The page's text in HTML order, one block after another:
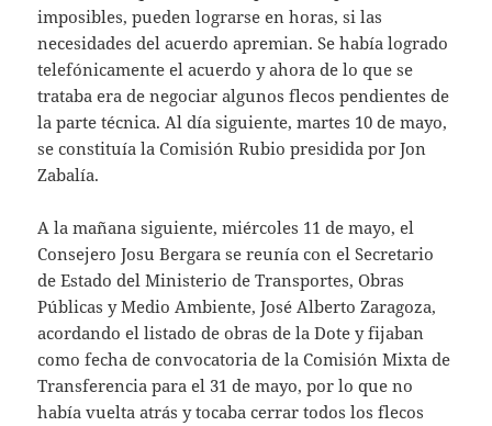
imposibles, pueden lograrse en horas, si las
necesidades del acuerdo apremian. Se había logrado
telefónicamente el acuerdo y ahora de lo que se
trataba era de negociar algunos flecos pendientes de
la parte técnica. Al día siguiente, martes 10 de mayo,
se constituía la Comisión Rubio presidida por Jon
Zabalía.
A la mañana siguiente, miércoles 11 de mayo, el
Consejero Josu Bergara se reunía con el Secretario
de Estado del Ministerio de Transportes, Obras
Públicas y Medio Ambiente, José Alberto Zaragoza,
acordando el listado de obras de la Dote y fijaban
como fecha de convocatoria de la Comisión Mixta de
Transferencia para el 31 de mayo, por lo que no
había vuelta atrás y tocaba cerrar todos los flecos